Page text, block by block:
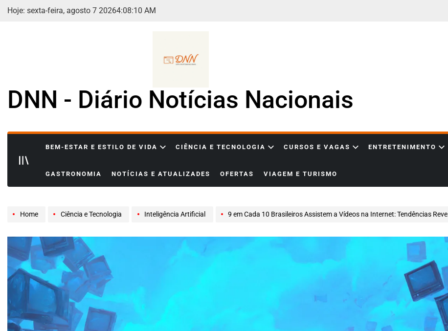
Skip
Hoje: sexta-feira, agosto 7 20264:08:12 AM
DNN - Diário Notícias Nacionais
BEM-ESTAR E ESTILO DE VIDA CIÊNCIA E TECNOLOGIA CURSOS E VAGAS ENTRETENIMENTO
GASTRONOMIA NOTÍCIAS E ATUALIZADES OFERTAS VIAGEM E TURISMO
Home Ciência e Tecnologia Inteligência Artificial 9 em Cada 10 Brasileiros Assistem a Vídeos na Internet: Tendências Reveladas pelo IBGE em 2025